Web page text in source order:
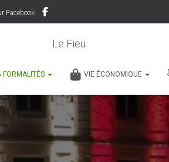
Facebook
Le Fieu
FORMALITÉS VIE ÉCONOMIQUE